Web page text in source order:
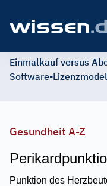
Einmalkauf versus
Software-
Gesundheit A-Z
Punktion des